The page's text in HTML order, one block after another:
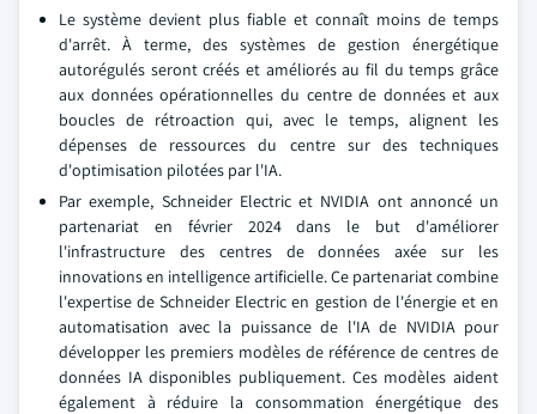
Le système devient plus fiable et connaît moins de temps
d'arrêt. À terme, des systèmes de gestion énergétique
autorégulés seront créés et améliorés au fil du temps grâce
aux données opérationnelles du centre de données et aux
boucles de rétroaction qui, avec le temps, alignent les
dépenses de ressources du centre sur des techniques
d'optimisation pilotées par l'IA.
Par exemple, Schneider Electric et NVIDIA ont annoncé un
partenariat en février 2024 dans le but d'améliorer
l'infrastructure des centres de données axée sur les
innovations en intelligence artificielle. Ce partenariat combine
l'expertise de Schneider Electric en gestion de l'énergie et en
automatisation avec la puissance de l'IA de NVIDIA pour
développer les premiers modèles de référence de centres de
données IA disponibles publiquement. Ces modèles aident
également à réduire la consommation énergétique des